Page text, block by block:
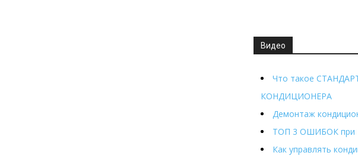
Видео
Что такое
КОНДИЦИОНЕРА
Демонтаж
ТОП 3 ОШИБОК при
Как управлять